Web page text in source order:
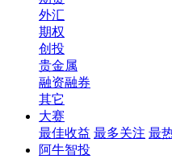
外汇
期权
创投
贵金属
融资融券
其它
大赛
最佳收益 最多关注 最
阿牛智投